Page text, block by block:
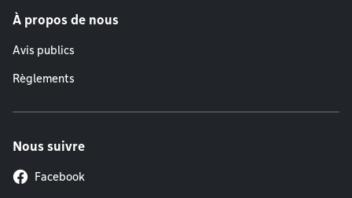
À propos de nous
Avis publics
Règlements
Nous suivre
Facebook